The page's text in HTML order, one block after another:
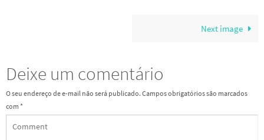
Next image
Deixe um comentário
O seu endereço de e-mail não será publicado. Campos obrigatórios são marcados
com *